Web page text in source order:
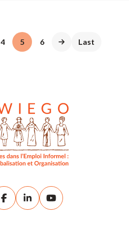
4 5 6 Last